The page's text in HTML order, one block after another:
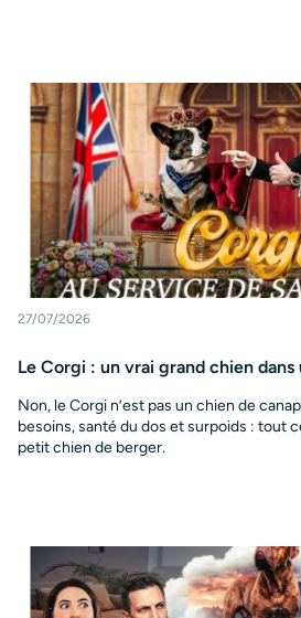
27/07/2026
Le Corgi : un vrai grand chien
Non, le Corgi n’est pas un chien de
besoins, santé du dos et surpoids : tout
petit chien de berger.